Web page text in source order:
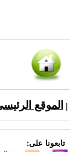
الموقع
تابعونا على: